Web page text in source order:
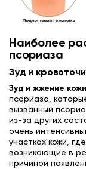
Наиболее
псориаза
Зуд и
Зуд и жжение кожи
псориаза,
вызванный
из-за других
очень
участках кожи,
возникающие в
причиной